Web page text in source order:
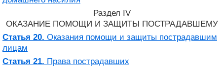
Раздел IV
ОКАЗАНИЕ ПОМОЩИ И ЗАЩИТЫ ПОСТРАДАВШЕМУ
Статья 20. Оказания помощи и защиты пострадавшим
лицам
Статья 21. Права пострадавших